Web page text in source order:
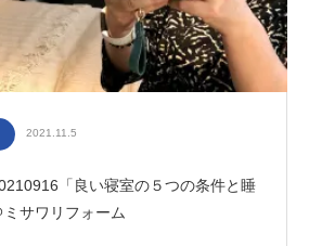
2021.11.5
「良い寝室の５つの条件と睡
サワリフォーム